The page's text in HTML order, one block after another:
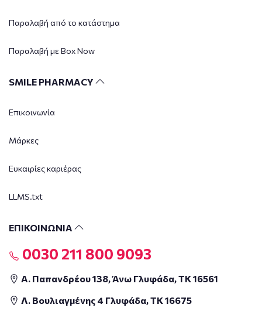
Παραλαβή από το κατάστημα
Παραλαβή με Box Now
SMILE PHARMACY
Επικοινωνία
Μάρκες
Ευκαιρίες καριέρας
LLMS.txt
ΕΠΙΚΟΙΝΩΝΙΑ
0030 211 800 9093
Α. Παπανδρέου 138, Άνω Γλυφάδα, ΤΚ 16561
Λ. Βουλιαγμένης 4 Γλυφάδα, ΤΚ 16675